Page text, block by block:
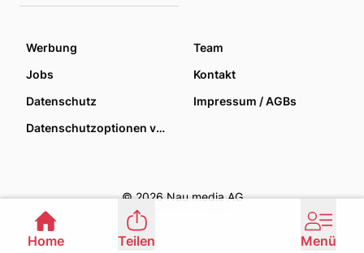
Werbung
Team
Jobs
Kontakt
Datenschutz
Impressum / AGBs
Datenschutzoptionen verwalten
© 2026 Nau media AG
Home Teilen Menü